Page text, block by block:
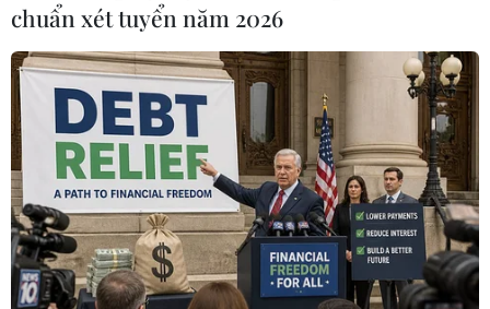
hại và phối hợp với các Sở, ngành có liên quan
tham mưu Ủy ban Nhân dân tỉnh báo cáo Thủ
tướng Chính phủ (thông qua Ngân hàng Nhà
nước Việt Nam và Bộ Tài chính) để thực hiện
các bước xử lý nợ theo quy định.
Ngoài ra, bên cạnh sự chủ động hỗ trợ các tỉnh
miền Trung của các ngân hàng thương mại,
hưởng ứng sự vận động của Thống đốc, cán bộ
viên chức ngành ngân hàng đã chung tay chia
sẻ với đồng bào miền Trung với tổng số tiền là
chuẩn xét tuyển năm 2026